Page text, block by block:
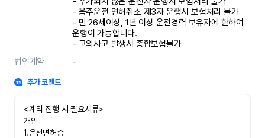
- 음주운전 면허취소 제3자 운행시 보험처리 불가
- 만 26세이상, 1년 이상 운전경력 보유자에 한하여
운행이 가능합니다.
- 고의사고 발생시 종합보험불가
법인계약
-
추가 코멘트
<계약 진행 시 필요서류>
개인
1.운전면허증